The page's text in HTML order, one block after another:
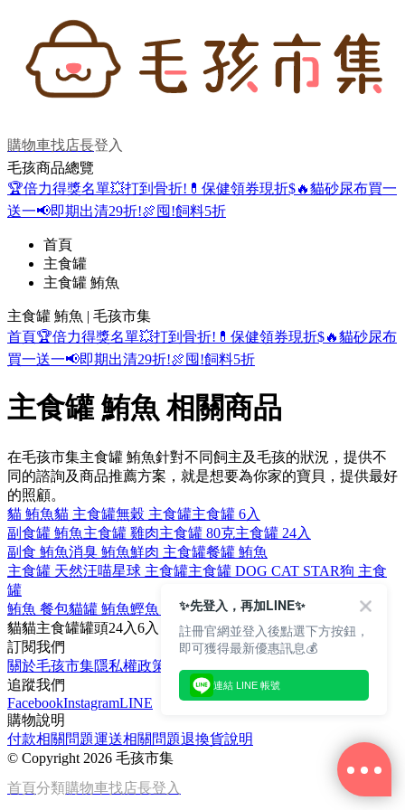
購物車找店長登入
毛孩商品總覽
🏆倍力得獎名單💥打到骨折! 💊保健領券現折$🔥貓砂尿布買一
送一📢即期出清29折!🍖囤!飼料5折
首頁
主食罐
主食罐 鮪魚
主食罐 鮪魚 | 毛孩市集
首頁🏆倍力得獎名單💥打到骨折! 💊保健領券現折$🔥貓砂尿布
買一送一📢即期出清29折!🍖囤!飼料5折
主食罐 鮪魚 相關商品
在毛孩市集主食罐 鮪魚針對不同飼主及毛孩的狀況，提供不
同的諮詢及商品推薦方案，就是想要為你家的寶貝，提供最好
的照顧。
貓 鮪魚貓 主食罐無穀 主食罐主食罐 6入
副食罐 鮪魚主食罐 雞肉主食罐 80克主食罐 24入
副食 鮪魚消臭 鮪魚鮮肉 主食罐餐罐 鮪魚
主食罐 天然汪喵星球 主食罐主食罐 DOG CAT STAR狗 主食
罐
鮪魚 餐包貓罐 鮪魚鰹魚 鮪魚無穀 鮪魚
貓貓主食罐罐頭24入6入
訂閱我們
關於毛孩市集隱私權政策
追蹤我們
FacebookInstagramLINE
購物說明
付款相關問題運送相關問題退換貨說明
© Copyright 2026 毛孩市集
首頁分類購物車找店長登入
✨先登入，再加LINE✨
註冊官網並登入後點選下方按鈕，
即可獲得最新優惠訊息💰
連結 LINE 帳號